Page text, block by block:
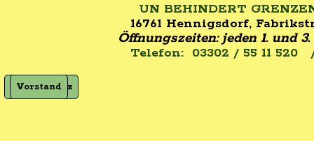
UN BEHINDERT
16761 Hennigsdorf,
Öffnungszeiten:jeden 1. und
Telefon: 03302 / 55 11
Vorstand
Satzung
Impressum
Datenschutz